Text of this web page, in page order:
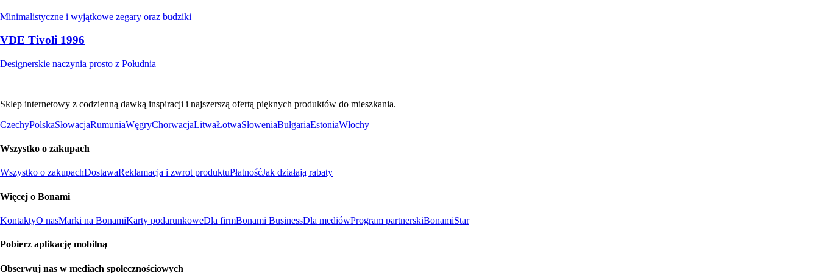
Minimalistyczne i wyjątkowe zegary oraz budziki
VDE Tivoli 1996
Designerskie naczynia prosto z Południa
Sklep internetowy z codzienną dawką inspiracji i najszerszą ofertą pięknych produktów do mieszkania.
CzechyPolskaSłowacjaRumuniaWęgryChorwacjaLitwaŁotwaSłoweniaBułgariaEstoniaWłochy
Wszystko o zakupach
Wszystko o zakupachDostawaReklamacja i zwrot produktuPłatnośćJak działają rabaty
Więcej o Bonami
KontaktyO nasMarki na BonamiKarty podarunkoweDla firmBonami BusinessDla mediówProgram partnerskiBonamiStar
Pobierz aplikację mobilną
Obserwuj nas w mediach społecznościowych